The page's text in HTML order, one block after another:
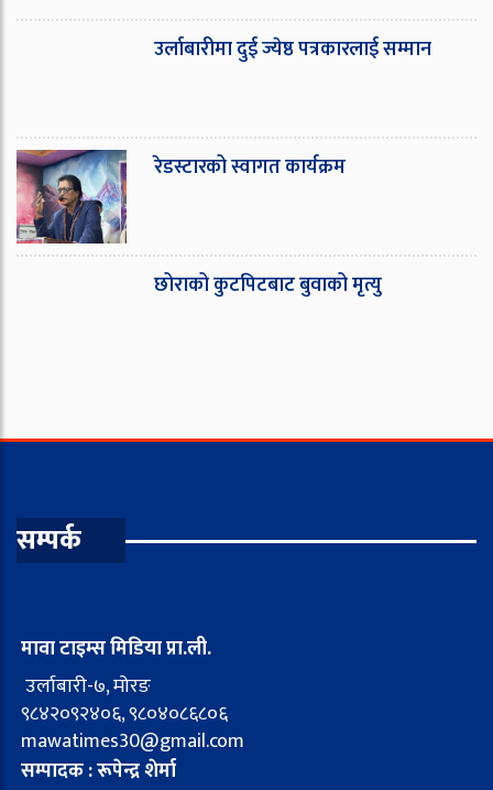
उर्लाबारीमा दुई ज्येष्ठ पत्रकारलाई सम्मान
रेडस्टारको स्वागत कार्यक्रम
छोराको कुटपिटबाट बुवाको मृत्यु
सम्पर्क
मावा टाइम्स मिडिया प्रा.ली.
उर्लाबारी-७, मोरङ
९८४२०९२४०६, ९८०४०८६८०६
mawatimes30@gmail.com
सम्पादक : रूपेन्द्र शेर्मा